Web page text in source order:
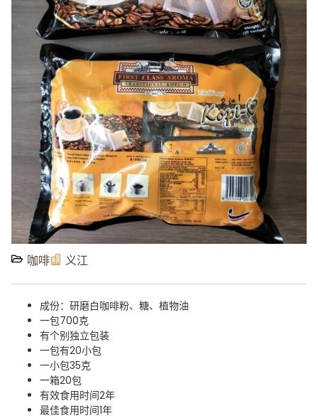
咖啡 义江
成份：研磨白咖啡粉、糖、植物油
一包700克
有个别独立包装
一包有20小包
一小包35克
一箱20包
有效食用时间2年
最佳食用时间1年